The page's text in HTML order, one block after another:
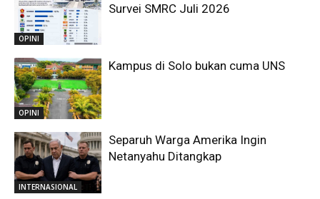
OPINI
Survei SMRC Juli 2026
OPINI
Kampus di Solo bukan cuma UNS
INTERNASIONAL
Separuh Warga Amerika Ingin
Netanyahu Ditangkap